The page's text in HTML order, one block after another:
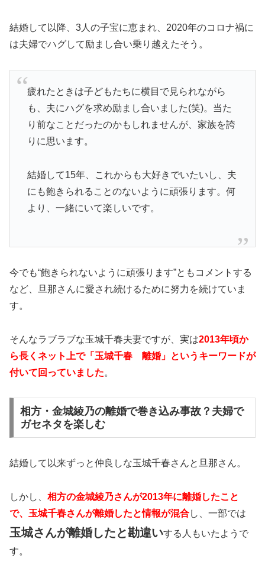
結婚して以降、3人の子宝に恵まれ、2020年のコロナ禍に
は夫婦でハグして励まし合い乗り越えたそう。
疲れたときは子どもたちに横目で見られながら
も、夫にハグを求め励まし合いました(笑)。当た
り前なことだったのかもしれませんが、家族を誇
りに思います。
結婚して15年、これからも大好きでいたいし、夫
にも飽きられることのないように頑張ります。何
より、一緒にいて楽しいです。
今でも“飽きられないように頑張ります”ともコメントする
など、旦那さんに愛され続けるために努力を続けていま
す。
そんなラブラブな玉城千春夫妻ですが、実は2013年頃か
ら長くネット上で「玉城千春 離婚」というキーワードが
付いて回っていました。
相方・金城綾乃の離婚で巻き込み事故？夫婦で
ガセネタを楽しむ
結婚して以来ずっと仲良しな玉城千春さんと旦那さん。
しかし、 相方の金城綾乃さんが2013年に離婚したこと
で、玉城千春さんが離婚したと情報が混合し、一部では
玉城さんが離婚したと勘違いする人もいたようで
す。